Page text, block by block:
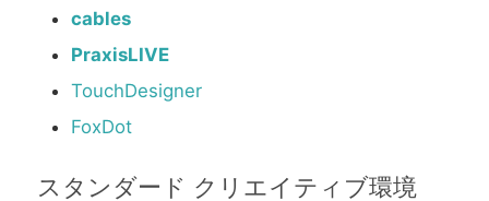
cables
PraxisLIVE
TouchDesigner
FoxDot
スタンダード クリエイティブ環境